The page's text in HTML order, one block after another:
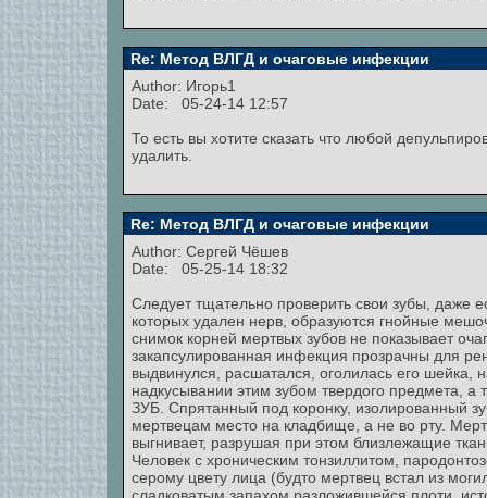
Re: Метод ВЛГД и очаговые инфекции
Author: Игорь1
Date: 05-24-14 12:57
То есть вы хотите сказать что любой
удалить.
Re: Метод ВЛГД и очаговые инфекции
Author: Сергей Чёшев
Date: 05-25-14 18:32
Следует тщательно проверить свои зубы, даже
которых удален нерв, образуются гнойные
снимок корней мертвых зубов не показывает
закапсулированная инфекция прозрачны для
выдвинулся, расшатался, оголилась его шейка,
надкусывании этим зубом твердого предмета,
ЗУБ. Спрятанный под коронку, изолированный
мертвецам место на кладбище, а не во рту.
выгнивает, разрушая при этом близлежащие
Человек с хроническим тонзиллитом,
серому цвету лица (будто мертвец встал из